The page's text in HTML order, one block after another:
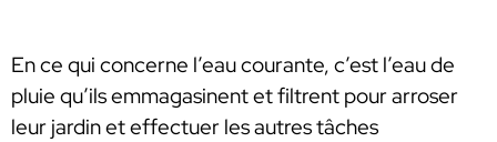
En ce qui concerne l’eau courante, c’est l’eau de
pluie qu’ils emmagasinent et filtrent pour arroser
leur jardin et effectuer les autres tâches